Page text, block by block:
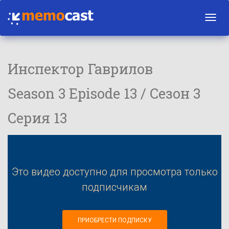
Инспектор Гаврилов
Season 3 Episode 13 / Сезон 3
Серия 13
Это видео доступно для просмотра только
подписчикам
ПРИОБРЕСТИ ПОДПИСКУ